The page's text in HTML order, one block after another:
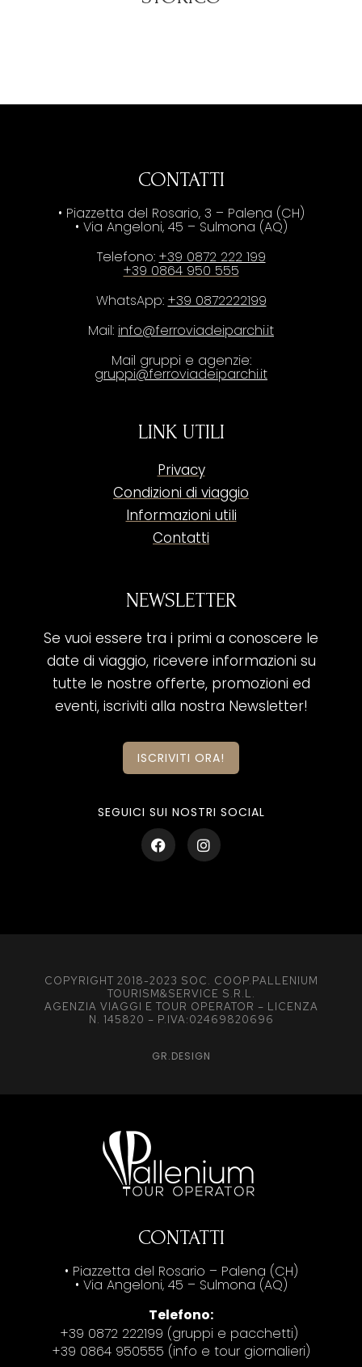
CONTATTI
• Piazzetta del Rosario, 3 – Palena (CH)
• Via Angeloni, 45 – Sulmona (AQ)
Telefono: +39 0872 222 199
+39 0864 950 555
WhatsApp: +39 0872222199
Mail: info@ferroviadeiparchi.it
Mail gruppi e agenzie:
gruppi@ferroviadeiparchi.it
LINK UTILI
Privacy
Condizioni di viaggio
Informazioni utili
Contatti
NEWSLETTER
Se vuoi essere tra i primi a conoscere le
date di viaggio, ricevere informazioni su
tutte le nostre offerte, promozioni ed
eventi, iscriviti alla nostra Newsletter!
ISCRIVITI ORA!
SEGUICI SUI NOSTRI SOCIAL
COPYRIGHT 2018-2023 SOC. COOP.PALLENIUM
TOURISM&SERVICE S.R.L.
AGENZIA VIAGGI E TOUR OPERATOR – LICENZA
N. 145820 – P.IVA:02469820696
GR.DESIGN
CONTATTI
• Piazzetta del Rosario – Palena (CH)
• Via Angeloni, 45 – Sulmona (AQ)
Telefono:
+39 0872 222199 (gruppi e pacchetti)
+39 0864 950555 (info e tour giornalieri)